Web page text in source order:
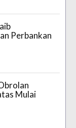
Perbankan
Mulai